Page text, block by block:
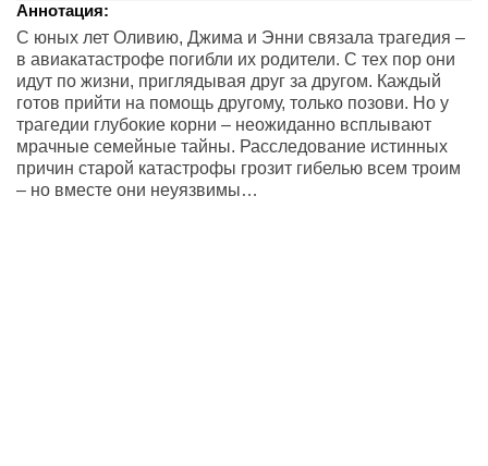
Аннотация:
С юных лет Оливию, Джима и Энни связала трагедия –
в авиакатастрофе погибли их родители. С тех пор они
идут по жизни, приглядывая друг за другом. Каждый
готов прийти на помощь другому, только позови. Но у
трагедии глубокие корни – неожиданно всплывают
мрачные семейные тайны. Расследование истинных
причин старой катастрофы грозит гибелью всем троим
– но вместе они неуязвимы…